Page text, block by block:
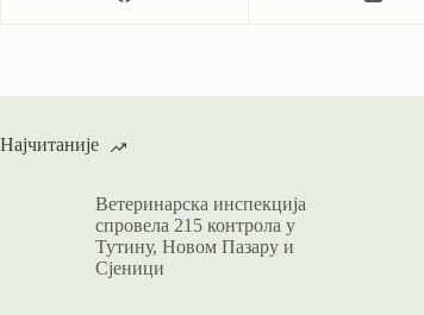
Најчитаније
Ветеринарска инспекција
спровела 215 контрола у
Тутину, Новом Пазару и
Сјеници